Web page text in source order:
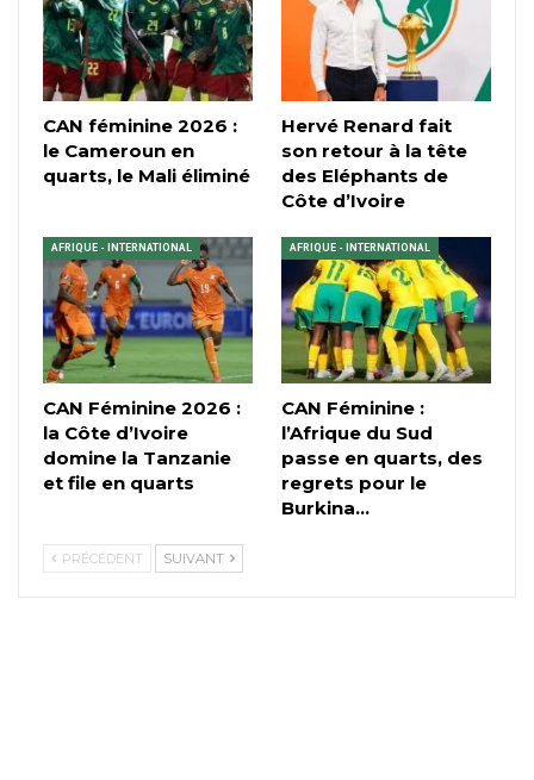
CAN féminine 2026 :
le Cameroun en
quarts, le Mali éliminé
Hervé Renard fait
son retour à la tête
des Eléphants de
Côte d’Ivoire
AFRIQUE - INTERNATIONAL
CAN Féminine 2026 :
la Côte d’Ivoire
domine la Tanzanie
et file en quarts
AFRIQUE - INTERNATIONAL
CAN Féminine :
l’Afrique du Sud
passe en quarts, des
regrets pour le
Burkina…
PRÉCÉDENT SUIVANT